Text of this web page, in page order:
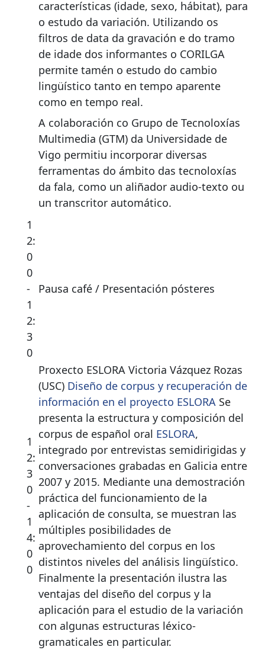
características (idade, sexo, hábitat), para
o estudo da variación. Utilizando os
filtros de data da gravación e do tramo
de idade dos informantes o CORILGA
permite tamén o estudo do cambio
lingüístico tanto en tempo aparente
como en tempo real.
A colaboración co Grupo de Tecnoloxías
Multimedia (GTM) da Universidade de
Vigo permitiu incorporar diversas
ferramentas do ámbito das tecnoloxías
da fala, como un aliñador audio-texto ou
un transcritor automático.
1
2:
0
0
-
1
2:
3
0
Pausa café / Presentación pósteres
1
2:
3
0
-
1
4:
0
0
Proxecto ESLORA Victoria Vázquez Rozas
(USC) Diseño de corpus y recuperación de
información en el proyecto ESLORA Se
presenta la estructura y composición del
corpus de español oral ESLORA,
integrado por entrevistas semidirigidas y
conversaciones grabadas en Galicia entre
2007 y 2015. Mediante una demostración
práctica del funcionamiento de la
aplicación de consulta, se muestran las
múltiples posibilidades de
aprovechamiento del corpus en los
distintos niveles del análisis lingüístico.
Finalmente la presentación ilustra las
ventajas del diseño del corpus y la
aplicación para el estudio de la variación
con algunas estructuras léxico-
gramaticales en particular.